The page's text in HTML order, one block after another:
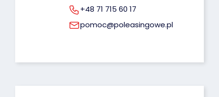
+48 71 715 60 17
pomoc@poleasingowe.pl